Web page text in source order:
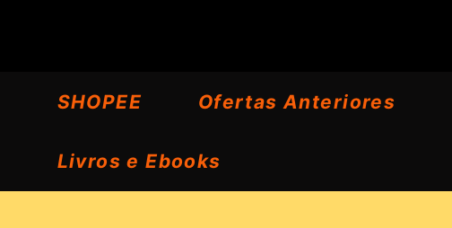
ConteúdoSHOPEE Ofertas Anteriores
Livros e Ebooks